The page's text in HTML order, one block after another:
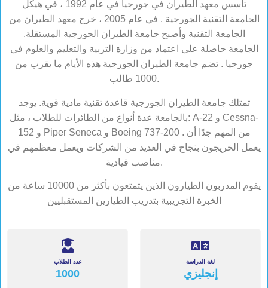
تأسس معهد الطيران في جورجيا في عام 1992 ، في هيكل
الجامعة التقنية الجورجية . في عام 2005 ، خرج معهد الطيران من
الجامعة التقنية وأصبح جامعة الطيران الجورجية المستقلة.
الجامعة حاصلة على اعتماد من وزارة التربية والتعليم والعلوم في
جورجيا . تضم جامعة الطيران الجورجية هذه الأيام ما يقرب من
1000 طالب.
تمتلك جامعة الطيران الجورجية قاعدة تقنية مادية قوية. يوجد
بالجامعة عدة أنواع من الطائرات للطلاب ، مثل: A-22 و Cessna-
152 و Piper Seneca و Boeing 737-200 . من المهم جدًا أن
يعمل الخريجون بنجاح في العديد من الشركات ويعمل معظمهم في
مناصب قيادية.
يقوم المدربون الطيارون الذين يتمتعون بأكثر من 10000 ساعة من
الخبرة التجريبية بتدريب الطيارين المستقبليين
لغة الدراسة
إنجليزي
عدد الطلاب
1000